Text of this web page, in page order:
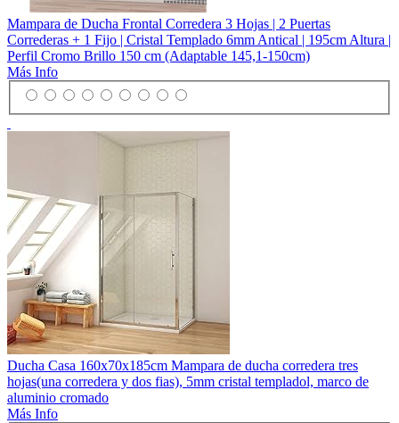
Mampara de Ducha Frontal Corredera 3 Hojas | 2 Puertas
Correderas + 1 Fijo | Cristal Templado 6mm Antical | 195cm Altura |
Perfil Cromo Brillo 150 cm (Adaptable 145,1-150cm)
Más Info
Ducha Casa 160x70x185cm Mampara de ducha corredera tres
hojas(una corredera y dos fias), 5mm cristal templadol, marco de
aluminio cromado
Más Info